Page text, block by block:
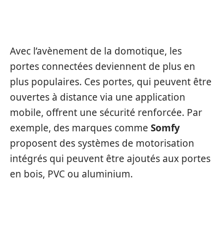
Avec l’avènement de la domotique, les
portes connectées deviennent de plus en
plus populaires. Ces portes, qui peuvent être
ouvertes à distance via une application
mobile, offrent une sécurité renforcée. Par
exemple, des marques comme Somfy
proposent des systèmes de motorisation
intégrés qui peuvent être ajoutés aux portes
en bois, PVC ou aluminium.